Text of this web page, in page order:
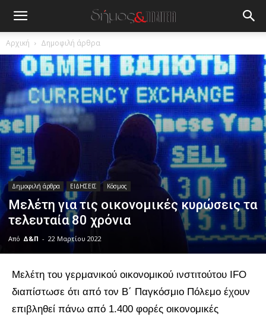
Αρχική Δημοφιλή άρθρα
Δημοφιλή άρθρα ΕΙΔΗΣΕΙΣ Κόσμος
Μελέτη για τις οικονομικές κυρώσεις τα
τελευταία 80 χρόνια
Από Δ&Π - 22 Μαρτίου 2022
lesbians
cam
Μελέτη του γερμανικού οικονομικού ινστιτούτου IFO
διαπίστωσε ότι από τον Β΄ Παγκόσμιο Πόλεμο έχουν
επιβληθεί πάνω από 1.400 φορές οικονομικές